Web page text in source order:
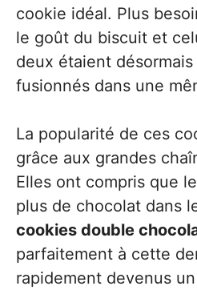
cookie idéal. Plus
le goût du biscuit et
deux étaient
fusionnés dans une
La popularité de ces
grâce aux grandes
Elles ont compris que
plus de chocolat dans
cookies double
parfaitement à cette
rapidement devenus